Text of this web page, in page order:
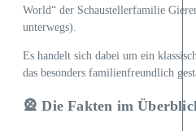
World“ der Schaustellerfamilie
unterwegs).
Es handelt sich dabei um ein
das besonders familienfreundlich
🎡 Die Fakten im